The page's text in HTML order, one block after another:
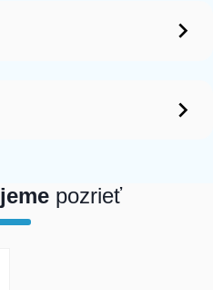
pozrieť